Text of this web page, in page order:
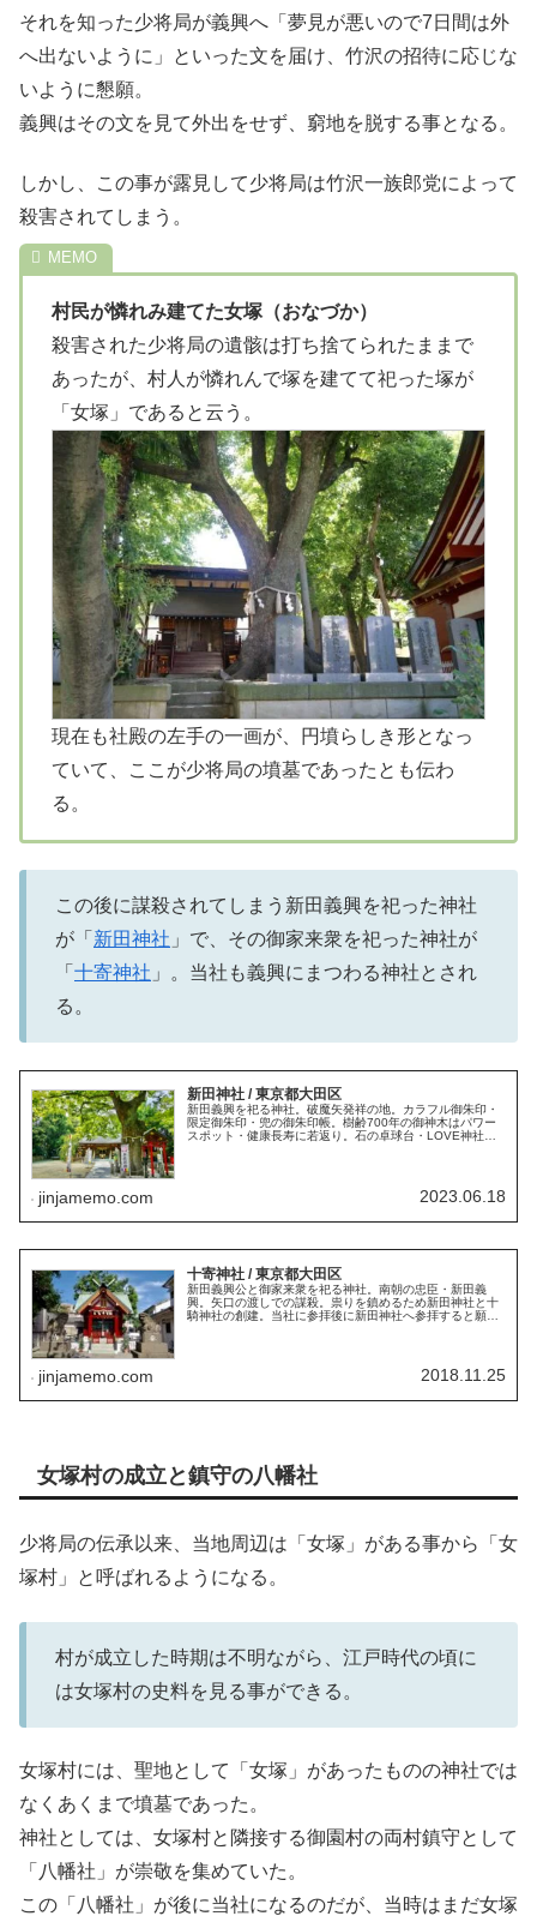
それを知った少将局が義興へ「夢見が悪いので7日間は外
へ出ないように」といった文を届け、竹沢の招待に応じな
いように懇願。
義興はその文を見て外出をせず、窮地を脱する事となる。
しかし、この事が露見して少将局は竹沢一族郎党によって
殺害されてしまう。
村民が憐れみ建てた女塚（おなづか）
殺害された少将局の遺骸は打ち捨てられたままで
あったが、村人が憐れんで塚を建てて祀った塚が
「女塚」であると云う。
現在も社殿の左手の一画が、円墳らしき形となっ
ていて、ここが少将局の墳墓であったとも伝わ
る。
この後に謀殺されてしまう新田義興を祀った神社
が「 新田神社 」で、その御家来衆を祀った神社が
「 十寄神社 」。当社も義興にまつわる神社とされ
る。
新田神社 / 東京都大田区
新田義興を祀る神社。破魔矢発祥の地。カラフル御朱印・
限定御朱印・兜の御朱印帳。樹齢700年の御神木はパワー
スポット・健康長寿に若返り。石の卓球台・LOVE神社。
jinjamemo.com 2023.06.18
十寄神社 / 東京都大田区
新田義興公と御家来衆を祀る神社。南朝の忠臣・新田義
興。矢口の渡しでの謀殺。祟りを鎮めるため新田神社と十
騎神社の創建。当社に参拝後に新田神社へ参拝すると願い
jinjamemo.com 2018.11.25
女塚村の成立と鎮守の八幡社
少将局の伝承以来、当地周辺は「女塚」がある事から「女
塚村」と呼ばれるようになる。
村が成立した時期は不明ながら、江戸時代の頃に
は女塚村の史料を見る事ができる。
女塚村には、聖地として「女塚」があったものの神社では
なくあくまで墳墓であった。
神社としては、女塚村と隣接する御園村の両村鎮守として
「八幡社」が崇敬を集めていた。
この「八幡社」が後に当社になるのだが、当時はまだ女塚